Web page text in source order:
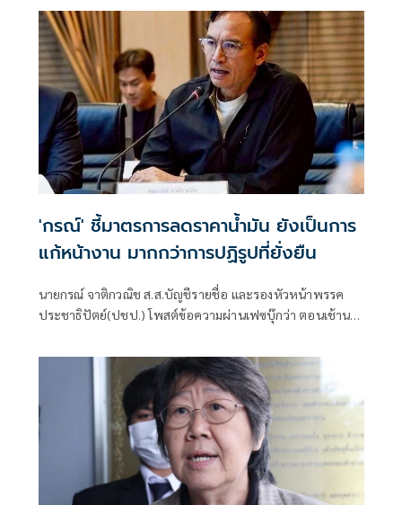
อนุทินหยุดบริหารบ้านเมืองแบบชิวๆท่ามกลางสถานการณ์โลก
ที่ผันผวน เข้าข่ายสมรู้ร่วมคิดร่วมกับทุนพลังงาน ในการเอา
เปรียบผู้บริโภค ใช่หรือไม่ ?
'กรณ์' ชี้มาตรการลดราคาน้ำมัน ยังเป็นการ
แก้หน้างาน มากกว่าการปฏิรูปที่ยั่งยืน
นายกรณ์ จาติกวณิช ส.ส.บัญชีรายชื่อ และรองหัวหน้าพรรค
ประชาธิปัตย์(ปชป.) โพสต์ข้อความผ่านเฟซบุ๊กว่า ตอนเช้านา
ลดราคาน้ำมันพรุ่งนี้เช้าทันที